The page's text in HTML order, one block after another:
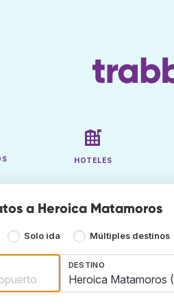
HOTELES
a Heroica Matamoros
Solo ida Múltiples destinos
DESTINO